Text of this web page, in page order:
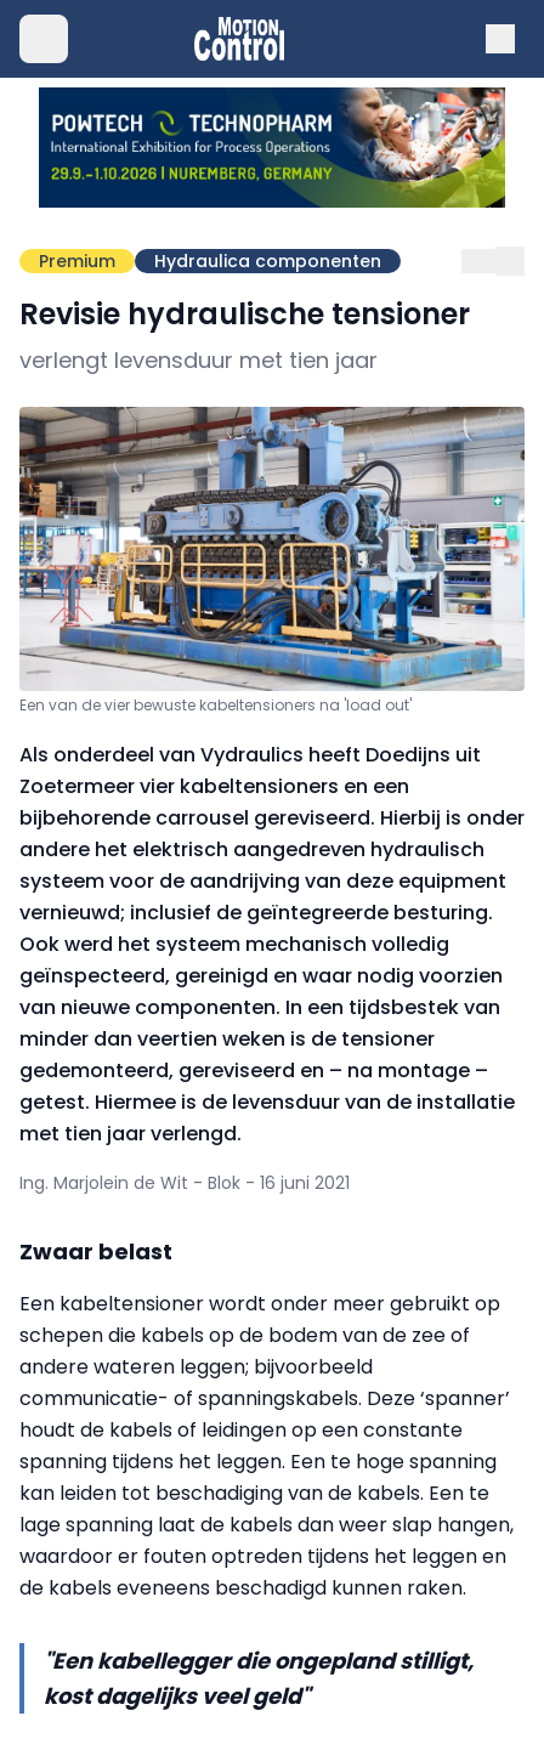
Premium Hydraulica componenten
Revisie hydraulische tensioner
verlengt levensduur met tien jaar
Een van de vier bewuste kabeltensioners na 'load out'
Als onderdeel van Vydraulics heeft Doedijns uit
Zoetermeer vier kabeltensioners en een
bijbehorende carrousel gereviseerd. Hierbij is onder
andere het elektrisch aangedreven hydraulisch
systeem voor de aandrijving van deze equipment
vernieuwd; inclusief de geïntegreerde besturing.
Ook werd het systeem mechanisch volledig
geïnspecteerd, gereinigd en waar nodig voorzien
van nieuwe componenten. In een tijdsbestek van
minder dan veertien weken is de tensioner
gedemonteerd, gereviseerd en – na montage –
getest. Hiermee is de levensduur van de installatie
met tien jaar verlengd.
Ing. Marjolein de Wit - Blok - 16 juni 2021
Zwaar belast
Een kabeltensioner wordt onder meer gebruikt op
schepen die kabels op de bodem van de zee of
andere wateren leggen; bijvoorbeeld
communicatie- of spanningskabels. Deze ‘spanner’
houdt de kabels of leidingen op een constante
spanning tijdens het leggen. Een te hoge spanning
kan leiden tot beschadiging van de kabels. Een te
lage spanning laat de kabels dan weer slap hangen,
waardoor er fouten optreden tijdens het leggen en
de kabels eveneens beschadigd kunnen raken.
"Een kabellegger die ongepland stilligt,
kost dagelijks veel geld"